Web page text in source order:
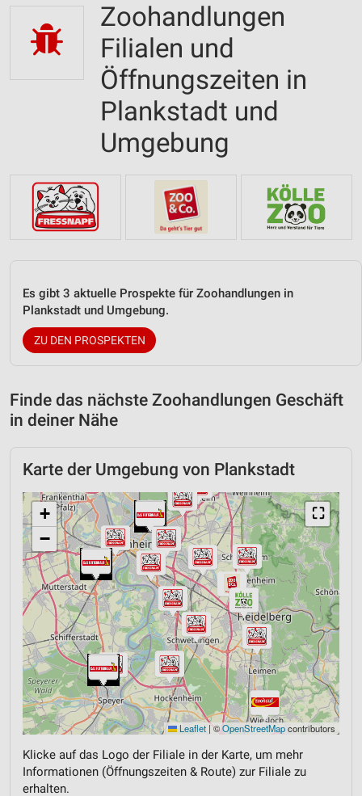
Zoohandlungen
Filialen und
Öffnungszeiten in
Plankstadt und
Umgebung
Es gibt 3 aktuelle Prospekte für Zoohandlungen in
Plankstadt und Umgebung.
ZU DEN PROSPEKTEN
Finde das nächste Zoohandlungen Geschäft
in deiner Nähe
Karte der Umgebung von Plankstadt
⛶
+
−
Leaflet |©OpenStreetMapcontributors
Klicke auf das Logo der Filiale in der Karte, um mehr
Informationen (Öffnungszeiten & Route) zur Filiale zu
erhalten.